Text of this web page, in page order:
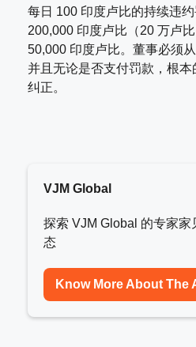
每日 100 印度卢比的持续违
200,000 印度卢比（20 万卢
50,000 印度卢比。董事必须从
并且无论是否支付罚款，根
纠正。
VJM Global
探索 VJM Global 的专家家
态
Know More About The